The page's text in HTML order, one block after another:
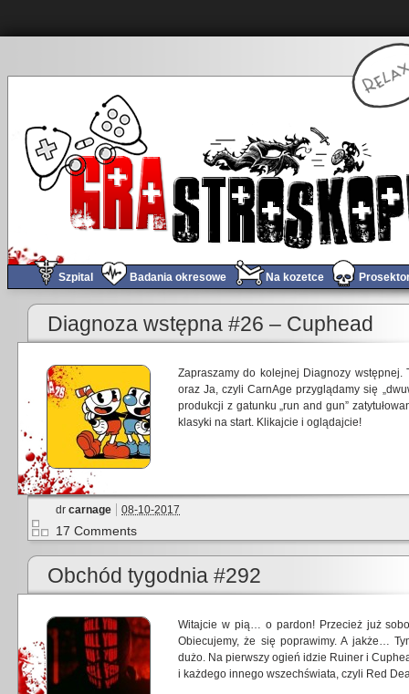
Szpital Badania okresowe Na kozetce
Diagnoza wstępna #26 – Cuphead
Zapraszamy do kolejnej Diagnozy wstępnej.
oraz Ja, czyli CarnAge przyglądamy się
produkcji z gatunku „run and gun”
klasyki na start. Klikajcie i oglądajcie!
dr carnage 08-10-2017
17 Comments
Obchód tygodnia #292
Witajcie w pią… o pardon! Przecież już
Obiecujemy, że się poprawimy. A jakże…
dużo. Na pierwszy ogień idzie Ruiner i
i każdego innego wszechświata, czyli Red